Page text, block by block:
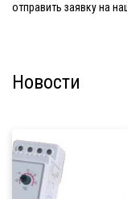
отправить заявку на
Новости